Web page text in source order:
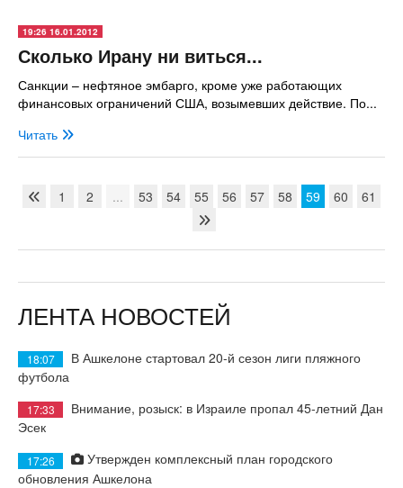
19:26 16.01.2012
Сколько Ирану ни виться...
Санкции – нефтяное эмбарго, кроме уже работающих
финансовых ограничений США, возымевших действие. По...
Читать
1 2 ... 53 54 55 56 57 58 59 60 61
ЛЕНТА НОВОСТЕЙ
18:07
В Ашкелоне стартовал 20-й сезон лиги пляжного
футбола
17:33
Внимание, розыск: в Израиле пропал 45-летний Дан
Эсек
17:26
Утвержден комплексный план городского
обновления Ашкелона